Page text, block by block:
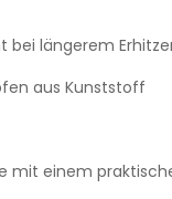
längerem
aus Kunststoff
mit einem